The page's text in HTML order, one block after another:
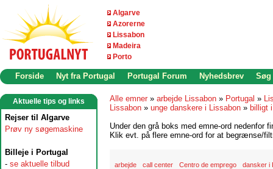
Algarve
Azorerne
Lissabon
Madeira
Porto
Forside Nyt fra Portugal Portugal Forum Nyhedsbrev Søg
Aktuelle tips og links
Rejser til Algarve
Prøv ny søgemaskine
Billeje i Portugal
- se aktuelle tilbud
Alle emner » arbejde Lissabon » Portugal »
Lissabon » unge danskere i Lissabon » billigt
Under den grå boks med emne-ord nedenfor
Klik evt. på flere emne-ord for at begrænse/
arbejde call center Centro de emprego dansker i